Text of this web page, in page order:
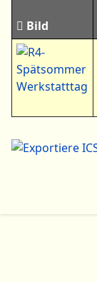
Bild